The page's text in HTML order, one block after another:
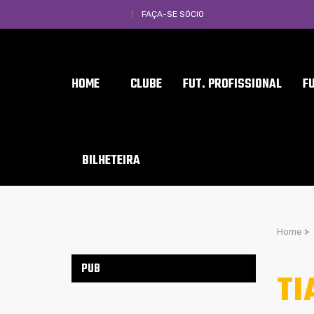
FAÇA-SE SÓCIO
HOME CLUBE FUT. PROFISSIONAL
BILHETEIRA
Home >
PUB